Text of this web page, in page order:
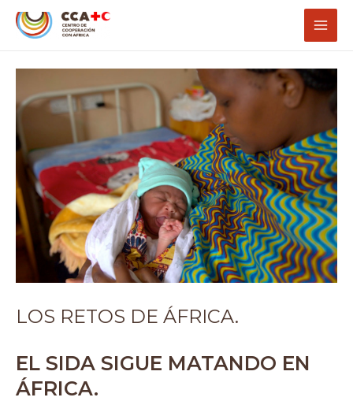
Main
LOS RETOS DE ÁFRICA.
EL SIDA SIGUE MATANDO EN
ÁFRICA.
Navegación
de